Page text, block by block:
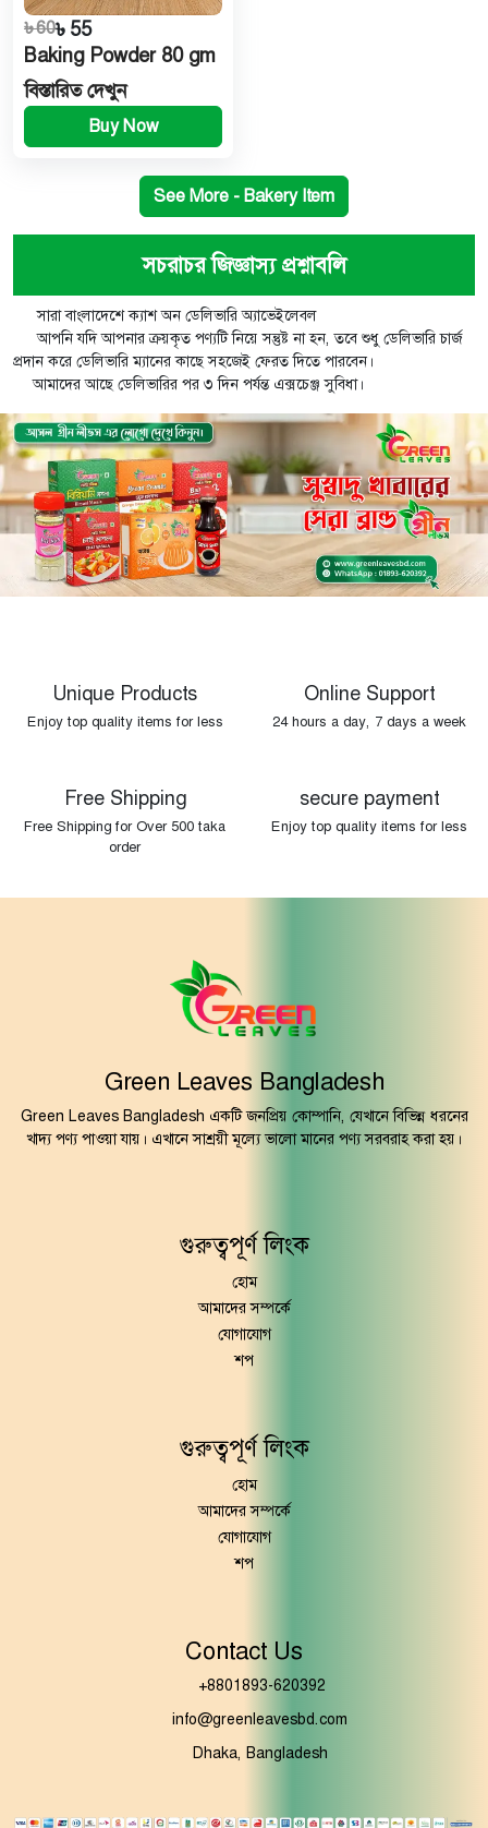
৳ 60৳ 55
Baking Powder 80 gm
বিস্তারিত দেখুন
Buy Now
See More - Bakery Item
সচরাচর জিজ্ঞাস্য প্রশ্নাবলি
সারা বাংলাদেশে ক্যাশ অন ডেলিভারি অ্যাভেইলেবল
আপনি যদি আপনার ক্রয়কৃত পণ্যটি নিয়ে সন্তুষ্ট না হন, তবে শুধু ডেলিভারি চার্জ
প্রদান করে ডেলিভারি ম্যানের কাছে সহজেই ফেরত দিতে পারবেন।
আমাদের আছে ডেলিভারির পর ৩ দিন পর্যন্ত এক্সচেঞ্জ সুবিধা।
Unique Products
Enjoy top quality items for less
Online Support
24 hours a day, 7 days a week
Free Shipping
Free Shipping for Over 500 taka
order
secure payment
Enjoy top quality items for less
Green Leaves Bangladesh
Green Leaves Bangladesh একটি জনপ্রিয় কোম্পানি, যেখানে বিভিন্ন ধরনের
খাদ্য পণ্য পাওয়া যায়। এখানে সাশ্রয়ী মূল্যে ভালো মানের পণ্য সরবরাহ করা হয়।
গুরুত্বপূর্ণ লিংক
হোম
আমাদের সম্পর্কে
যোগাযোগ
শপ
গুরুত্বপূর্ণ লিংক
হোম
আমাদের সম্পর্কে
যোগাযোগ
শপ
Contact Us
+8801893-620392
info@greenleavesbd.com
Dhaka, Bangladesh